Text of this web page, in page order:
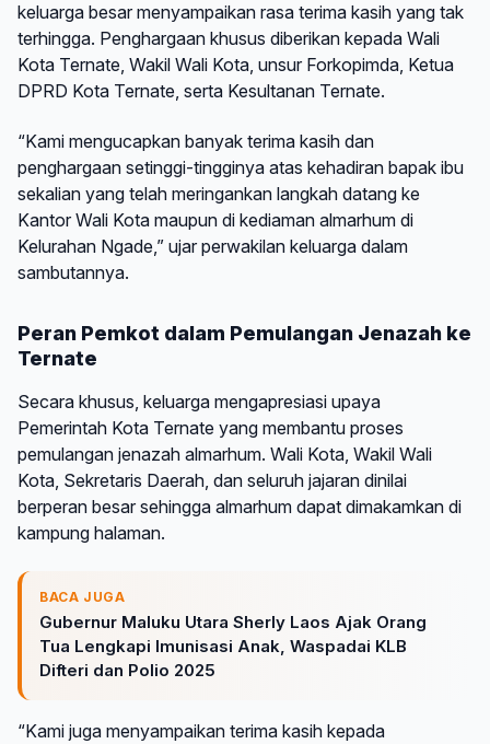
keluarga besar menyampaikan rasa terima kasih yang tak
terhingga. Penghargaan khusus diberikan kepada Wali
Kota Ternate, Wakil Wali Kota, unsur Forkopimda, Ketua
DPRD Kota Ternate, serta Kesultanan Ternate.
“Kami mengucapkan banyak terima kasih dan
penghargaan setinggi-tingginya atas kehadiran bapak ibu
sekalian yang telah meringankan langkah datang ke
Kantor Wali Kota maupun di kediaman almarhum di
Kelurahan Ngade,” ujar perwakilan keluarga dalam
sambutannya.
Peran Pemkot dalam Pemulangan Jenazah ke
Ternate
Secara khusus, keluarga mengapresiasi upaya
Pemerintah Kota Ternate yang membantu proses
pemulangan jenazah almarhum. Wali Kota, Wakil Wali
Kota, Sekretaris Daerah, dan seluruh jajaran dinilai
berperan besar sehingga almarhum dapat dimakamkan di
kampung halaman.
BACA JUGA
Gubernur Maluku Utara Sherly Laos Ajak Orang
Tua Lengkapi Imunisasi Anak, Waspadai KLB
Difteri dan Polio 2025
“Kami juga menyampaikan terima kasih kepada